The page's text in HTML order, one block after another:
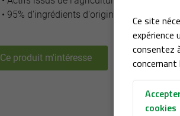
Ce site
expérience
consentez
cookies
• 95% d'ingrédients d'origine naturelle.
Ce produit m'intéresse